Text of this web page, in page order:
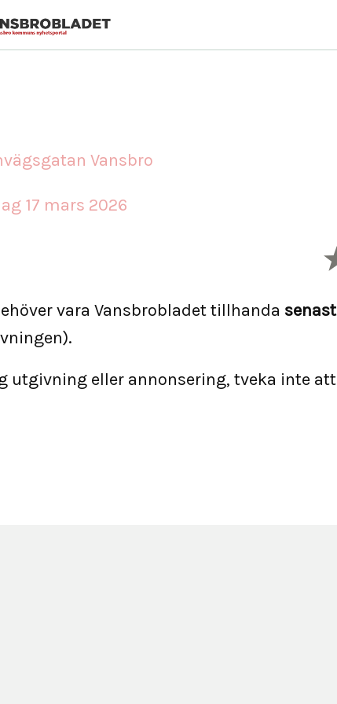
Vansbro
17 mars 2026
vara Vansbrobladet tillhanda senast
utgivning eller annonsering, tveka inte att